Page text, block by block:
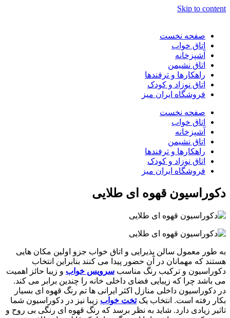
Skip to content
صفحه نخست
اتاق خواب
آشپزخانه
اتاق نشیمن
راهکارها و ترفندها
اتاق نوزاد و کودک
فروشگاه ایران میز
صفحه نخست
اتاق خواب
آشپزخانه
اتاق نشیمن
راهکارها و ترفندها
اتاق نوزاد و کودک
فروشگاه ایران میز
دکوراسیون قهوه ای طلایی
به طور معمول سالن پذیرایی و اتاق خواب جزو اولین مکان هایی
هستند که مهمانان در آن حضور پیدا می کنند بنابراین انتخاب
دکوراسیون و ترکیب رنگ مناسب سرویس خواب و زیبا حائز اهمیت
می باشد چرا که زیبایی فضای داخلی خانه را چندین برابر می کند.
در دکوراسیون داخلی منازل اکثر ایرانی ها تم رنگ قهوه ای بسیار
بکار رفته است. انتخاب یکتخت خواب زیبا نیز در دکوراسیون شما
تاثیر زیادی دارد. شاید به نظر برسد که رنگ قهوه ای رنگی بی روح و